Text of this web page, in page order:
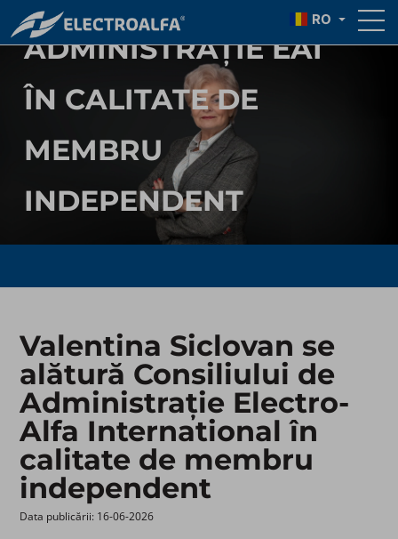
RO
ADMINISTRAȚIE EAI
ÎN CALITATE DE
MEMBRU
INDEPENDENT
Valentina Siclovan se
alătură Consiliului de
Administrație Electro-
Alfa International în
calitate de membru
independent
Data publicării: 16-06-2026 ​